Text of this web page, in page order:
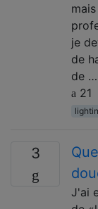
je
de
de …
21
3
J'ai